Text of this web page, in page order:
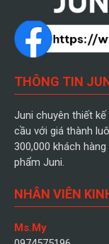
THÔNG TIN
Juni chuyên thiết
cầu với giá thành
300,000 khách
phẩm Juni.
NHÂN VIÊN
Ms.My